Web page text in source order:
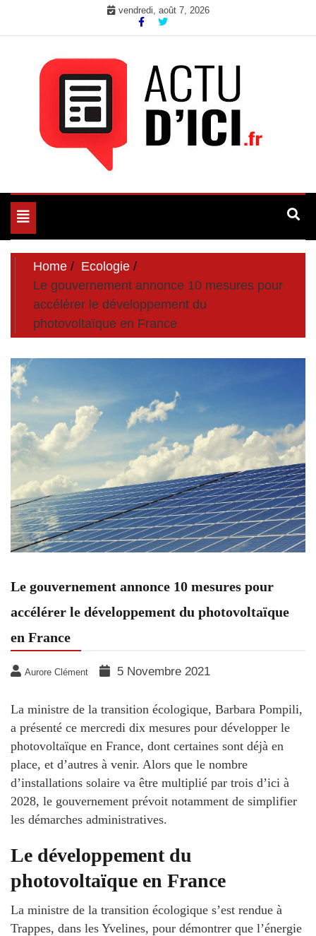
vendredi, août 7, 2026
Actu d'Ici
Toggle
navigation
Home
Ecologie
Le gouvernement annonce 10 mesures pour
accélérer le développement du
photovoltaïque en France
Le gouvernement annonce 10 mesures pour
accélérer le développement du photovoltaïque
en France
Aurore Clément 5 Novembre 2021
La ministre de la transition écologique, Barbara Pompili,
a présenté ce mercredi dix mesures pour développer le
photovoltaïque en France, dont certaines sont déjà en
place, et d’autres à venir. Alors que le nombre
d’installations solaire va être multiplié par trois d’ici à
2028, le gouvernement prévoit notamment de simplifier
les démarches administratives.
Le développement du
photovoltaïque en France
La ministre de la transition écologique s’est rendue à
Trappes, dans les Yvelines, pour démontrer que l’énergie